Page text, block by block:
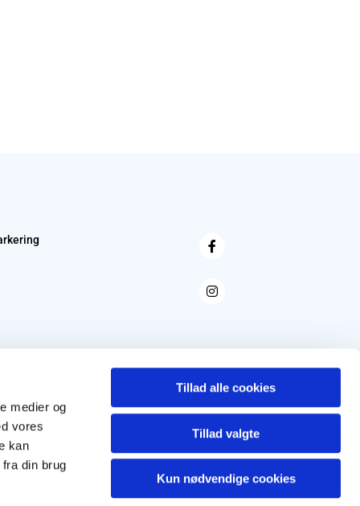
medier og
vores
kan
din brug
Tillad alle cookies
Tillad valgte
Kun nødvendige cookies